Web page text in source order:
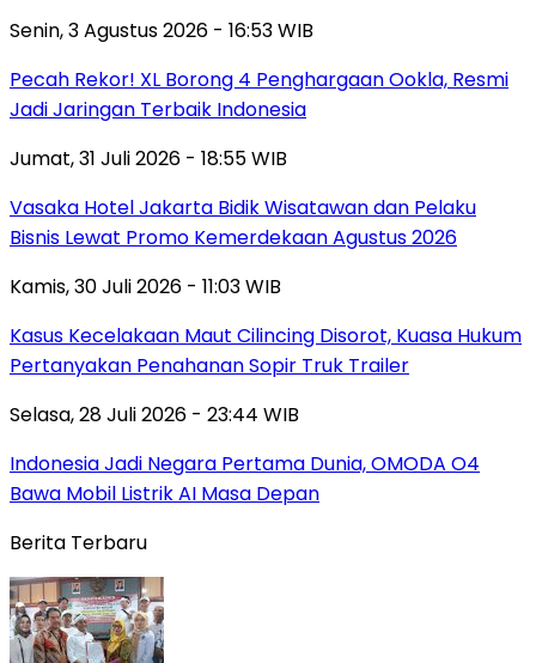
Senin, 3 Agustus 2026 - 16:53 WIB
Pecah Rekor! XL Borong 4 Penghargaan Ookla, Resmi
Jadi Jaringan Terbaik Indonesia
Jumat, 31 Juli 2026 - 18:55 WIB
Vasaka Hotel Jakarta Bidik Wisatawan dan Pelaku
Bisnis Lewat Promo Kemerdekaan Agustus 2026
Kamis, 30 Juli 2026 - 11:03 WIB
Kasus Kecelakaan Maut Cilincing Disorot, Kuasa Hukum
Pertanyakan Penahanan Sopir Truk Trailer
Selasa, 28 Juli 2026 - 23:44 WIB
Indonesia Jadi Negara Pertama Dunia, OMODA O4
Bawa Mobil Listrik AI Masa Depan
Berita Terbaru